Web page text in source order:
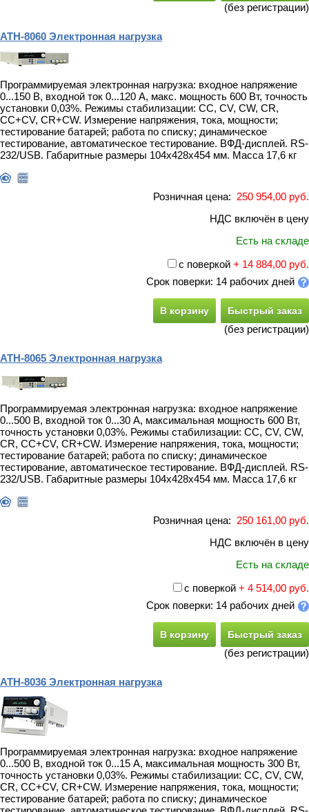
(без регистрации)
АТН-8060 Электронная нагрузка
Программируемая электронная нагрузка: входное напряжение
0...150 В, входной ток 0...120 А, макс. мощность 600 Вт, точность
установки 0,03%. Режимы стабилизации: CC, CV, CW, CR,
CC+CV, CR+CW. Измерение напряжения, тока, мощности;
тестирование батарей; работа по списку; динамическое
тестирование, автоматическое тестирование. ВФД-дисплей. RS-
232/USB. Габаритные размеры 104х428х454 мм. Масса 17,6 кг
Розничная цена: 250 954,00 руб.
НДС включён в цену
Есть на складе
с поверкой + 14 884,00 руб.
Срок поверки: 14 рабочих дней
В корзину Быстрый заказ
(без регистрации)
АТН-8065 Электронная нагрузка
Программируемая электронная нагрузка: входное напряжение
0...500 В, входной ток 0...30 А, максимальная мощность 600 Вт,
точность установки 0,03%. Режимы стабилизации: CC, CV, CW,
CR, CC+CV, CR+CW. Измерение напряжения, тока, мощности;
тестирование батарей; работа по списку; динамическое
тестирование, автоматическое тестирование. ВФД-дисплей. RS-
232/USB. Габаритные размеры 104х428х454 мм. Масса 17,6 кг
Розничная цена: 250 161,00 руб.
НДС включён в цену
Есть на складе
с поверкой + 4 514,00 руб.
Срок поверки: 14 рабочих дней
В корзину Быстрый заказ
(без регистрации)
АТН-8036 Электронная нагрузка
Программируемая электронная нагрузка: входное напряжение
0...500 В, входной ток 0...15 А, максимальная мощность 300 Вт,
точность установки 0,03%. Режимы стабилизации: CC, CV, CW,
CR, CC+CV, CR+CW. Измерение напряжения, тока, мощности;
тестирование батарей; работа по списку; динамическое